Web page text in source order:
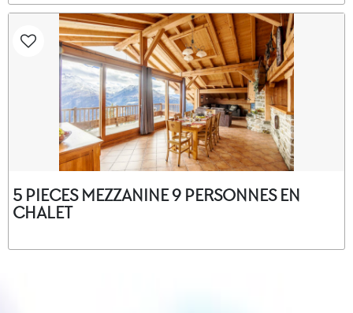
5 PIECES MEZZANINE 9 PERSONNES EN
CHALET